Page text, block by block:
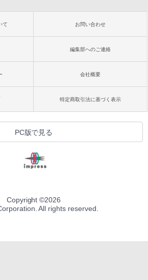
て お問い合わせ
編集部へのご連絡
会社概要
特定商取引法に基づく表示
PC版で見る
Copyright ©2026
All rights reserved.